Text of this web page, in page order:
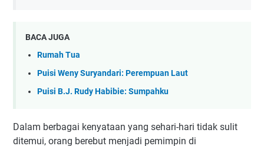
BACA JUGA
Rumah Tua
Puisi Weny Suryandari: Perempuan Laut
Puisi B.J. Rudy Habibie: Sumpahku
Dalam berbagai kenyataan yang sehari-hari tidak sulit
ditemui, orang berebut menjadi pemimpin di